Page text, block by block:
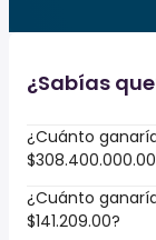
¿Sabías
¿Cuánto
¿Cuánto
$141.209.00?